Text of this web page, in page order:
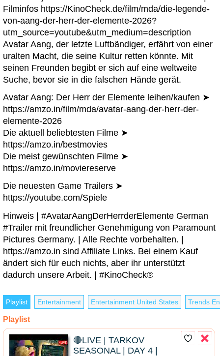
Filminfos https://KinoCheck.de/film/mda/die-legende-
von-aang-der-herr-der-elemente-2026?
utm_source=youtube&utm_medium=description
Avatar Aang, der letzte Luftbändiger, erfährt von einer
uralten Macht, die seine Kultur retten könnte. Mit
seinen Freunden begibt er sich auf eine weltweite
Suche, bevor sie in die falschen Hände gerät.
Avatar Aang: Der Herr der Elemente leihen/kaufen ➤
https://amzo.in/film/mda/avatar-aang-der-herr-der-
elemente-2026
Die aktuell beliebtesten Filme ➤
https://amzo.in/bestmovies
Die meist gewünschten Filme ➤
https://amzo.in/moviereserve
Die neuesten Game Trailers ➤
https://youtube.com/Spiele
Hinweis | #AvatarAangDerHerrderElemente German
#Trailer mit freundlicher Genehmigung von Paramount
Pictures Germany. | Alle Rechte vorbehalten. |
https://amzo.in sind Affiliate Links. Bei einem Kauf
ändert sich für euch nichts, aber ihr unterstützt
dadurch unsere Arbeit. | #KinoCheck®
Playlist Entertainment Entertainment United States Trends
Playlist
🔴LIVE | TARKOV
SEASONAL | DAY 4 |